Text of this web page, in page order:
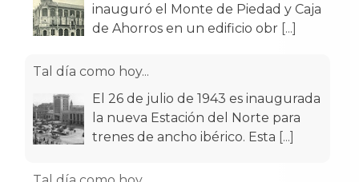
inauguró el Monte de Piedad y Caja
de Ahorros en un edificio obr [...]
Tal día como hoy...
El 26 de julio de 1943 es inaugurada
la nueva Estación del Norte para
trenes de ancho ibérico. Esta [...]